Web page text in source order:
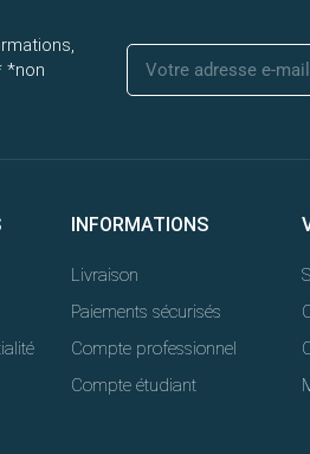
*non
INFORMATIONS
Livraison
Paiements sécurisés
Compte professionnel
Compte étudiant